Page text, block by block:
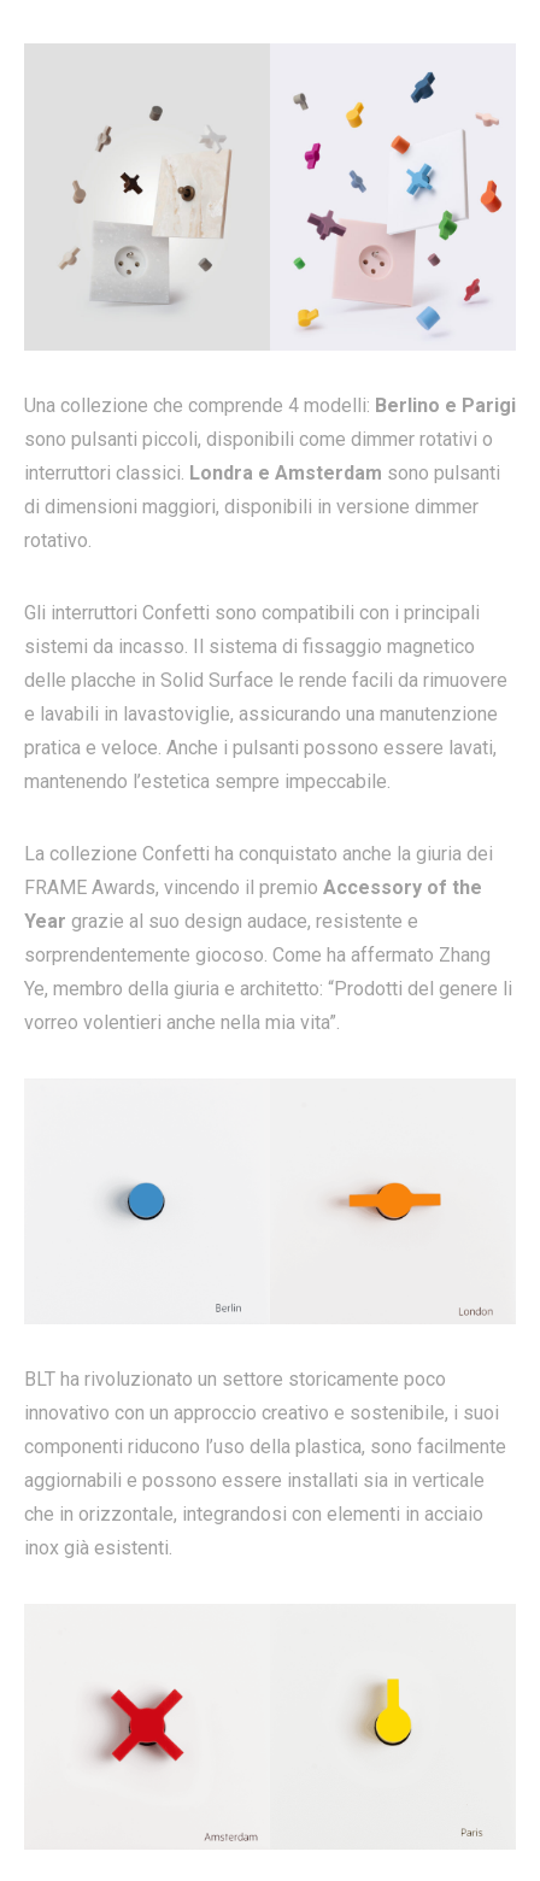
Una collezione che comprende 4 modelli: Berlino e Parigi
sono pulsanti piccoli, disponibili come dimmer rotativi o
interruttori classici. Londra e Amsterdam sono pulsanti
di dimensioni maggiori, disponibili in versione dimmer
rotativo.
Gli interruttori Confetti sono compatibili con i principali
sistemi da incasso. Il sistema di fissaggio magnetico
delle placche in Solid Surface le rende facili da rimuovere
e lavabili in lavastoviglie, assicurando una manutenzione
pratica e veloce. Anche i pulsanti possono essere lavati,
mantenendo l’estetica sempre impeccabile.
La collezione Confetti ha conquistato anche la giuria dei
FRAME Awards, vincendo il premio Accessory of the
Year grazie al suo design audace, resistente e
sorprendentemente giocoso. Come ha affermato Zhang
Ye, membro della giuria e architetto: “Prodotti del genere li
vorreo volentieri anche nella mia vita”.
BLT ha rivoluzionato un settore storicamente poco
innovativo con un approccio creativo e sostenibile, i suoi
componenti riducono l’uso della plastica, sono facilmente
aggiornabili e possono essere installati sia in verticale
che in orizzontale, integrandosi con elementi in acciaio
inox già esistenti.